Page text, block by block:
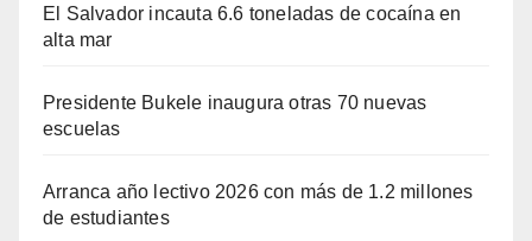
El Salvador incauta 6.6 toneladas de cocaína en
alta mar
Presidente Bukele inaugura otras 70 nuevas
escuelas
Arranca año lectivo 2026 con más de 1.2 millones
de estudiantes